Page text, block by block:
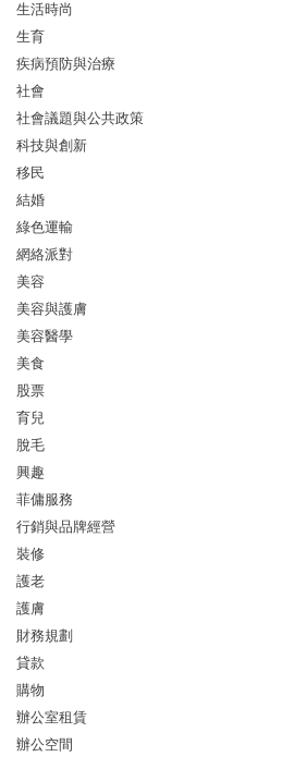
生活時尚
生育
疾病預防與治療
社會
社會議題與公共政策
科技與創新
移民
結婚
綠色運輸
網絡派對
美容
美容與護膚
美容醫學
美食
股票
育兒
脫毛
興趣
菲傭服務
行銷與品牌經營
裝修
護老
護膚
財務規劃
貸款
購物
辦公室租賃
辦公空間